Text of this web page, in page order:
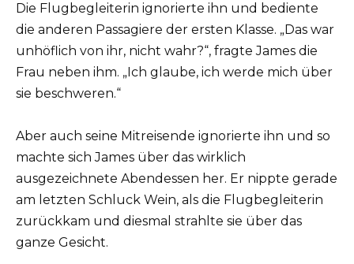
Die Flugbegleiterin ignorierte ihn und bediente
die anderen Passagiere der ersten Klasse. „Das war
unhöflich von ihr, nicht wahr?“, fragte James die
Frau neben ihm. „Ich glaube, ich werde mich über
sie beschweren.“
Aber auch seine Mitreisende ignorierte ihn und so
machte sich James über das wirklich
ausgezeichnete Abendessen her. Er nippte gerade
am letzten Schluck Wein, als die Flugbegleiterin
zurückkam und diesmal strahlte sie über das
ganze Gesicht.